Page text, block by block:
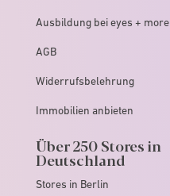
Ausbildung bei eyes + more
AGB
Widerrufsbelehrung
Immobilien anbieten
Über 250 Stores in
Deutschland
Stores in Berlin